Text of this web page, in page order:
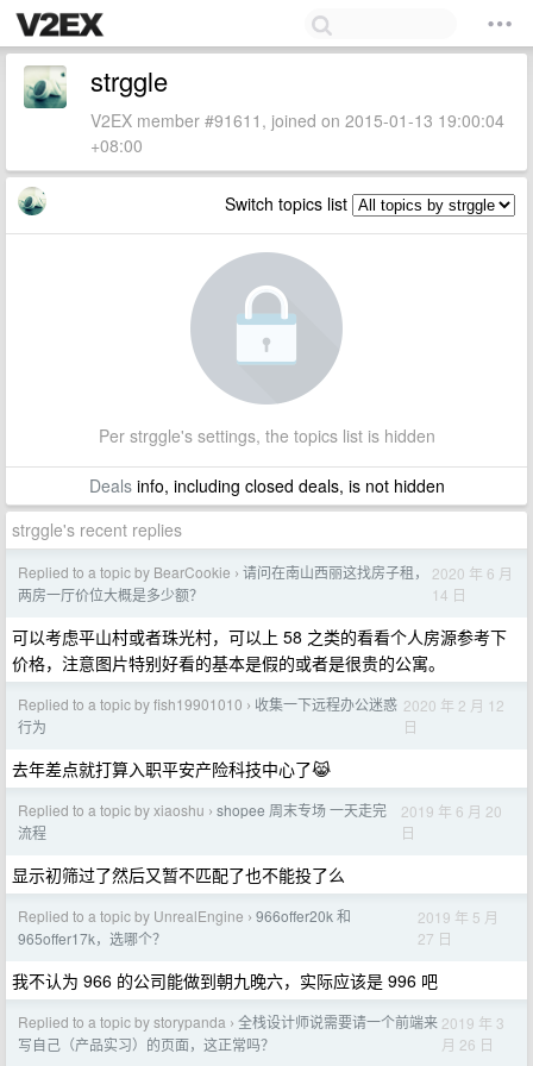
strggle
V2EX member #91611, joined on 2015-01-13 19:00:04
+08:00
Switch topics list
Per strggle's settings, the topics list is hidden
Dealsinfo, including closed deals, is not hidden
strggle's recent replies
Replied to a topic by BearCookie › 请问在南山西丽这找房子租，
两房一厅价位大概是多少额？
2020 年 6 月
14 日
可以考虑平山村或者珠光村，可以上 58 之类的看看个人房源参考下
价格，注意图片特别好看的基本是假的或者是很贵的公寓。
Replied to a topic by fish19901010 › 收集一下远程办公迷惑
行为
2020 年 2 月 12
日
去年差点就打算入职平安产险科技中心了😹
Replied to a topic by xiaoshu › shopee 周末专场 一天走完
流程
2019 年 6 月 20
日
显示初筛过了然后又暂不匹配了也不能投了么
Replied to a topic by UnrealEngine › 966offer20k 和
965offer17k，选哪个？
2019 年 5 月
27 日
我不认为 966 的公司能做到朝九晚六，实际应该是 996 吧
Replied to a topic by storypanda › 全栈设计师说需要请一个前端来
写自己（产品实习）的页面，这正常吗？
2019 年 3
月 26 日